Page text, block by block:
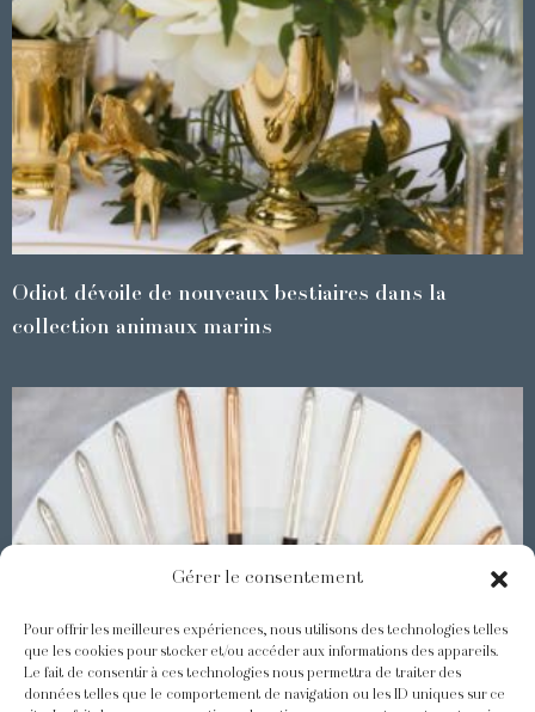
Gérer le consentement
Pour offrir les meilleures expériences, nous utilisons des technologies telles
que les cookies pour stocker et/ou accéder aux informations des appareils.
Le fait de consentir à ces technologies nous permettra de traiter des
données telles que le comportement de navigation ou les ID uniques sur ce
Odiot dévoile de nouveaux bestiaires dans la
collection animaux marins
Les Baguettes Asiatiques Odiot